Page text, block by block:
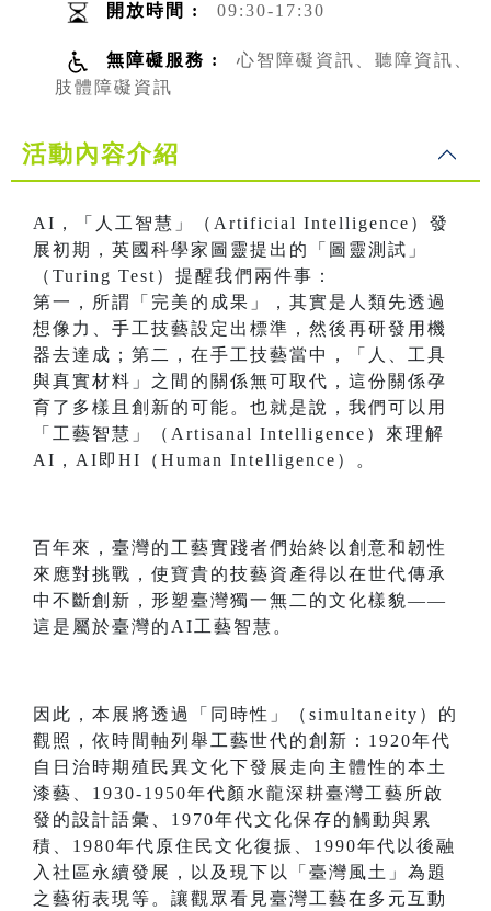
開放時間 : 09:30-17:30
無障礙服務 :
心智障礙資訊、聽障資訊、
肢體障礙資訊
活動內容介紹
AI，「人工智慧」（Artificial Intelligence）發
展初期，英國科學家圖靈提出的「圖靈測試」
（Turing Test）提醒我們兩件事：
第一，所謂「完美的成果」，其實是人類先透過
想像力、手工技藝設定出標準，然後再研發用機
器去達成；第二，在手工技藝當中，「人、工具
與真實材料」之間的關係無可取代，這份關係孕
育了多樣且創新的可能。也就是說，我們可以用
「工藝智慧」（Artisanal Intelligence）來理解
AI，AI即HI（Human Intelligence）。
百年來，臺灣的工藝實踐者們始終以創意和韌性
來應對挑戰，使寶貴的技藝資產得以在世代傳承
中不斷創新，形塑臺灣獨一無二的文化樣貌——
這是屬於臺灣的AI工藝智慧。
因此，本展將透過「同時性」（simultaneity）的
觀照，依時間軸列舉工藝世代的創新：1920年代
自日治時期殖民異文化下發展走向主體性的本土
漆藝、1930-1950年代顏水龍深耕臺灣工藝所啟
發的設計語彙、1970年代文化保存的觸動與累
積、1980年代原住民文化復振、1990年代以後融
入社區永續發展，以及現下以「臺灣風土」為題
之藝術表現等。讓觀眾看見臺灣工藝在多元互動